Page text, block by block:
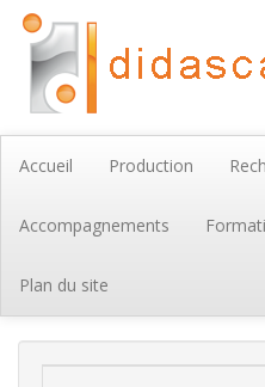
Accueil Production
Accompagnements
Plan du site